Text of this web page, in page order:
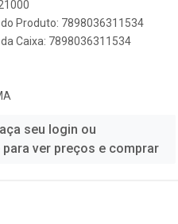
Produto: 7898036311534
Caixa: 7898036311534
seu login ou
ver preços e comprar